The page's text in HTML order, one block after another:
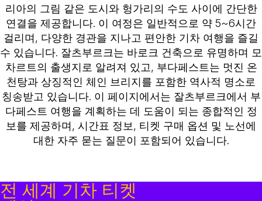
리아의 그림 같은 도시와 헝가리의 수도 사이에 간단한
연결을 제공합니다. 이 여정은 일반적으로 약 5~6시간
걸리며, 다양한 경관을 지나고 편안한 기차 여행을 즐길
수 있습니다. 잘츠부르크는 바로크 건축으로 유명하며 모
차르트의 출생지로 알려져 있고, 부다페스트는 멋진 온
천탕과 상징적인 체인 브리지를 포함한 역사적 명소로
칭송받고 있습니다. 이 페이지에서는 잘츠부르크에서 부
다페스트 여행을 계획하는 데 도움이 되는 종합적인 정
보를 제공하며, 시간표 정보, 티켓 구매 옵션 및 노선에
대한 자주 묻는 질문이 포함되어 있습니다.
전 세계 기차 티켓